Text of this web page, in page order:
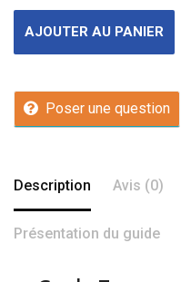
AJOUTER AU PANIER
Poser une question
Description Avis (0)
Présentation du guide